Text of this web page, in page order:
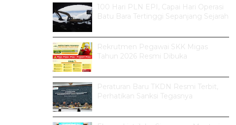
100 Hari PLN EPI, Capai Hari Operasi
Batu Bara Tertinggi Sepanjang Sejarah
Rekrutmen Pegawai SKK Migas
Tahun 2026 Resmi Dibuka
Peraturan Baru TKDN Resmi Terbit,
Perhatikan Sanksi Tegasnya